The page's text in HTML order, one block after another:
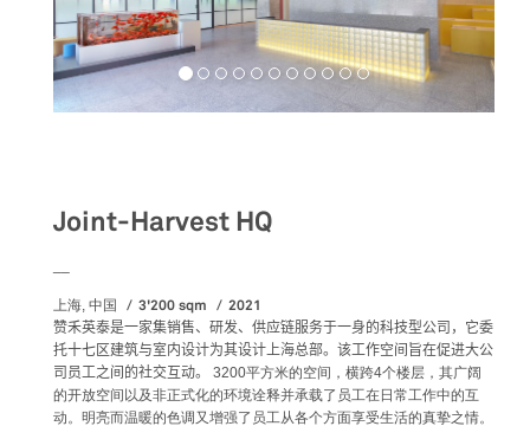
Joint-Harvest HQ
上海, 中国 3'200 sqm 2021
赞禾英泰是一家集销售、研发、供应链服务于一身的科技型公司，它委
托十七区建筑与室内设计为其设计上海总部。该工作空间旨在促进大公
司员工之间的社交互动。 3200平方米的空间，横跨4个楼层，其广阔
的开放空间以及非正式化的环境诠释并承载了员工在日常工作中的互
动。明亮而温暖的色调又增强了员工从各个方面享受生活的真挚之情。